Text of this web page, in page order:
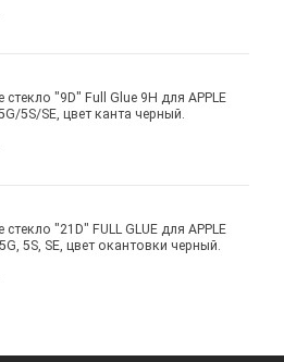
стекло "9D" Full Glue 9H для APPLE
5S/SE, цвет канта черный.
"21D" FULL GLUE для APPLE
5S, SE, цвет окантовки черный.